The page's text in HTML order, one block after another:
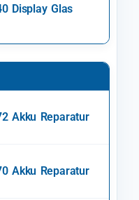
Display Glas
Akku Reparatur
Akku Reparatur